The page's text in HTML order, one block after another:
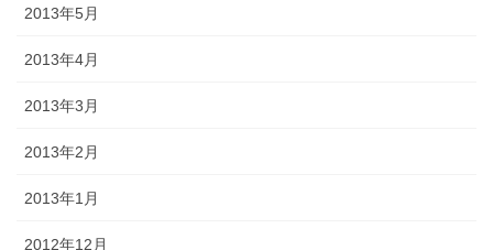
2013年5月
2013年4月
2013年3月
2013年2月
2013年1月
2012年12月